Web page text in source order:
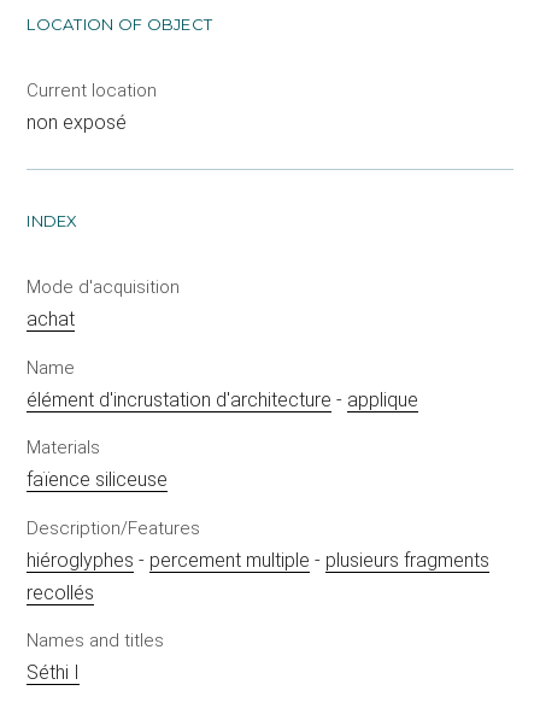
LOCATION OF OBJECT
Current location
non exposé
INDEX
Mode d'acquisition
achat
Name
élément d'incrustation d'architecture - applique
Materials
faïence siliceuse
Description/Features
hiéroglyphes - percement multiple - plusieurs fragments
recollés
Names and titles
Séthi I